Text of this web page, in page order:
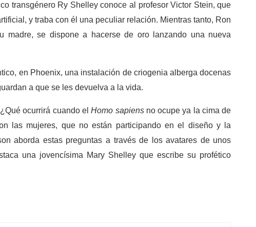
transgénero Ry Shelley conoce al profesor Victor Stein, que
y traba con él una peculiar relación. Mientras tanto, Ron
madre, se dispone a hacerse de oro lanzando una nueva
en Phoenix, una instalación de criogenia alberga docenas
a que se les devuelva a la vida.
ocurrirá cuando elHomo sapiensno ocupe ya la cima de
las mujeres, que no están participando en el diseño y la
aborda estas preguntas a través de los avatares de unos
una jovencísima Mary Shelley que escribe su profético